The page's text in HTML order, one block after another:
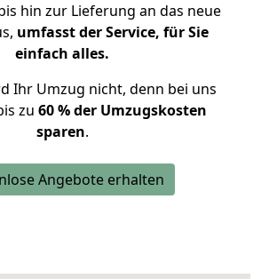
hin zur Lieferung an das neue
umfasst der Service, für Sie
einfach alles.
Ihr Umzug nicht, denn bei uns
zu 60 % der Umzugskosten
sparen.
Angebote erhalten